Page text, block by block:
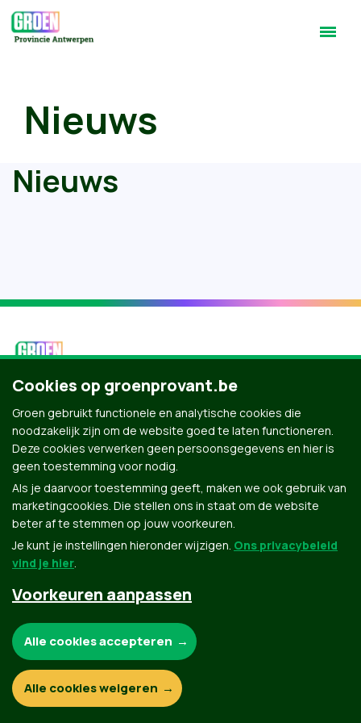
Nieuws
Nieuws
Groen.be
© Copyright Groen 2026 | Gemaakt met NationBuilder
Cookies op groenprovant.be
Groen gebruikt functionele en analytische cookies die
noodzakelijk zijn om de website goed te laten functioneren.
Deze cookies verwerken geen persoonsgegevens en hier is
geen toestemming voor nodig.
Als je daarvoor toestemming geeft, maken we ook gebruik van
marketingcookies. Die stellen ons in staat om de website
beter af te stemmen op jouw voorkeuren.
Je kunt je instellingen hieronder wijzigen. Ons privacybeleid
vind je hier.
Voorkeuren aanpassen
Functionele en analytische cookies:
Alle cookies accepteren
Alle cookies weigeren